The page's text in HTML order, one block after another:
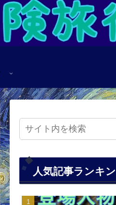
人気記事ランキ